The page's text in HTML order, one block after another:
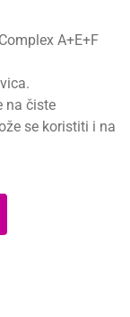
A+E+F
na čiste
se koristiti i na